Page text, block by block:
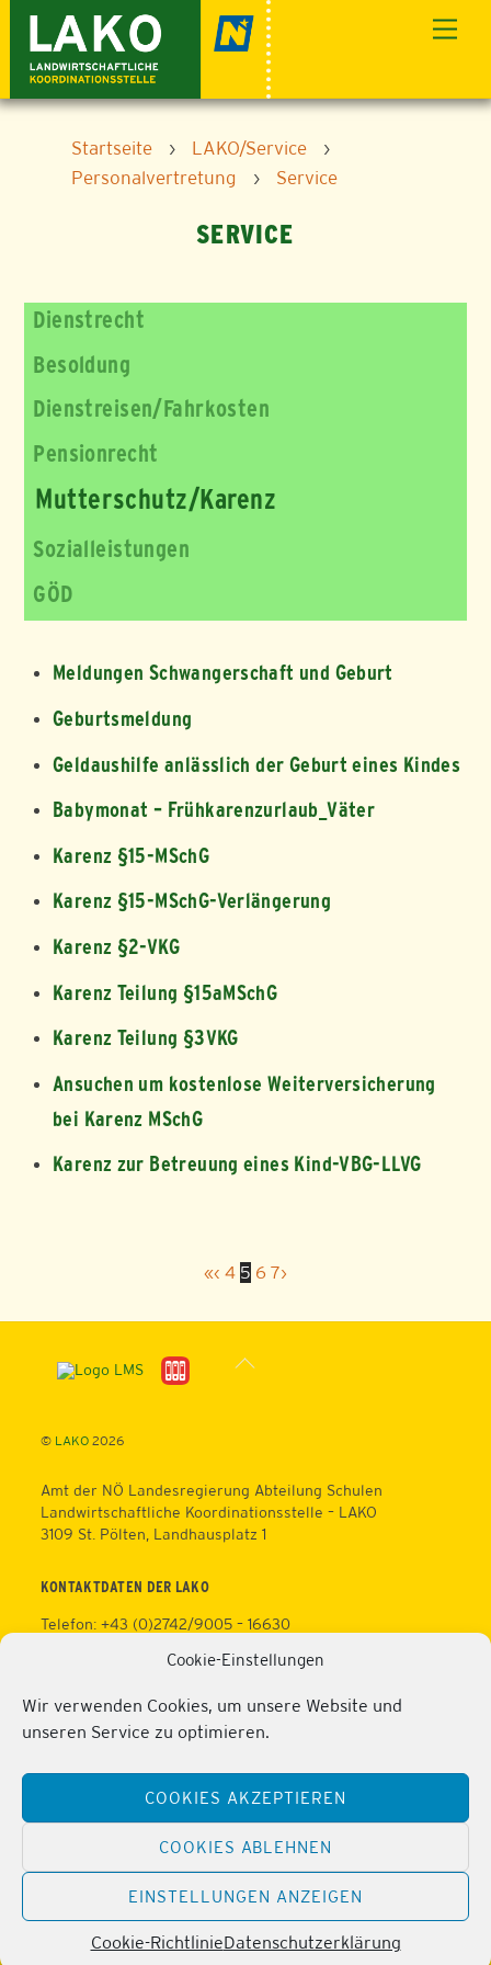
Cookie-Einstellungen
Wir verwenden Cookies, um unsere Website und
unseren Service zu optimieren.
COOKIES AKZEPTIEREN
COOKIES ABLEHNEN
EINSTELLUNGEN ANZEIGEN
Cookie-RichtlinieDatenschutzerklärung
content
Startseite › LAKO/Service
›
Personalvertretung
› Service
SERVICE
Dienstrecht
Besoldung
Dienstreisen/Fahrkosten
Pensionrecht
Mutterschutz/Karenz
Sozialleistungen
GÖD
Meldungen Schwangerschaft und Geburt
Geburtsmeldung
Geldaushilfe anlässlich der Geburt eines Kindes
Babymonat – Frühkarenzurlaub_Väter
Karenz §15-MSchG
Karenz §15-MSchG-Verlängerung
Karenz §2-VKG
Karenz Teilung §15aMSchG
Karenz Teilung §3VKG
Ansuchen um kostenlose Weiterversicherung
bei Karenz MSchG
Karenz zur Betreuung eines Kind-VBG-LLVG
«‹ 4 5 6 7›
Back
© LAKO2026
Amt der NÖ Landesregierung Abteilung Schulen
Landwirtschaftliche Koordinationsstelle – LAKO
3109 St. Pölten, Landhausplatz 1
KONTAKTDATEN DER LAKO
Telefon: +43 (0)2742/9005 – 16630
https://lako.at
Datenschutz
Impressum
Telefon: +43 (0)2286/2202
Mobil: +43 (0)676/81213100
https://lako.at/lako-service/personalvertretung/